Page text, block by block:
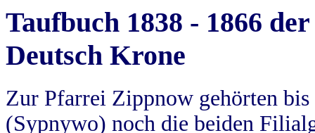
Taufbuch 1838 - 1866
Deutsch Krone
Zur Pfarrei Zippnow gehörten
(Sypnywo) noch die beiden